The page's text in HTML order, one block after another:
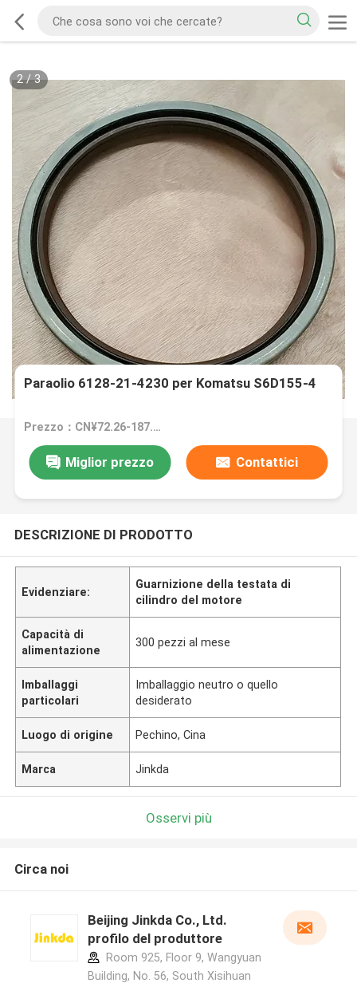
2/3
Paraolio 6128-21-4230 per Komatsu S6D155-4
Prezzo：CN¥72.26-187.87/pieces
Miglior prezzo Contattici
DESCRIZIONE DI PRODOTTO
Evidenziare:
Guarnizione della testata di
cilindro del motore
Capacità di
alimentazione
300 pezzi al mese
Imballaggi
particolari
Imballaggio neutro o quello
desiderato
Luogo di origine Pechino, Cina
Marca Jinkda
Osservi più
Circa noi
Beijing Jinkda Co., Ltd.
profilo del produttore
Room 925, Floor 9, Wangyuan
Building, No. 56, South Xisihuan